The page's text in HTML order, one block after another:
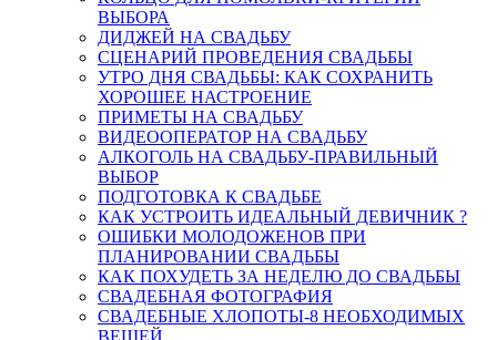
ВЫБОРА
ДИДЖЕЙ НА СВАДЬБУ
СЦЕНАРИЙ ПРОВЕДЕНИЯ СВАДЬБЫ
УТРО ДНЯ СВАДЬБЫ: КАК СОХРАНИТЬ
ХОРОШЕЕ НАСТРОЕНИЕ
ПРИМЕТЫ НА СВАДЬБУ
ВИДЕООПЕРАТОР НА СВАДЬБУ
АЛКОГОЛЬ НА СВАДЬБУ-ПРАВИЛЬНЫЙ
ВЫБОР
ПОДГОТОВКА К СВАДЬБЕ
КАК УСТРОИТЬ ИДЕАЛЬНЫЙ ДЕВИЧНИК ?
ОШИБКИ МОЛОДОЖЕНОВ ПРИ
ПЛАНИРОВАНИИ СВАДЬБЫ
КАК ПОХУДЕТЬ ЗА НЕДЕЛЮ ДО СВАДЬБЫ
СВАДЕБНАЯ ФОТОГРАФИЯ
СВАДЕБНЫЕ ХЛОПОТЫ-8 НЕОБХОДИМЫХ